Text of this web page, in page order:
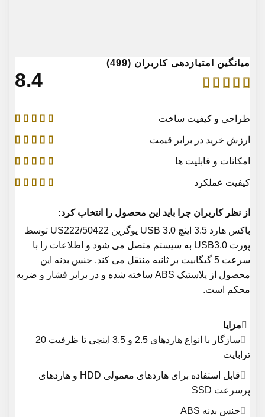
میانگین امتیازدهی کاربران (499)
4.8
طراحی و کیفیت ساخت
ارزش خرید در برابر قیمت
امکانات و قابلیت ها
کیفیت عملکرد
از نظر کاربران چرا باید این محصول را انتخاب کرد:
باکس هارد 3.5 اینچ USB 3.0 یوگرین 50422/US222 توسط
پورت USB3.0 به سیستم متصل می شود و اطلاعات را با
سرعت 5 گیگابیت بر ثانیه منتقل می کند. جنس بدنه این
محصول از پلاستیک ABS ساخته شده و در برابر فشار و ضربه
محکم است.
مزایا
سازگار با انواع هاردهای 2.5 و 3.5 اینچی تا ظرفیت 20
ترابایت
قابل استفاده برای هاردهای معمولی HDD و هاردهای
پرسرعت SSD
جنس بدنه ABS